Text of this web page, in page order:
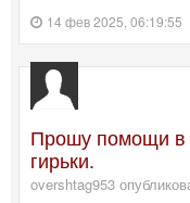
14 фев 2025, 06:19:55
Прошу помощи в
гирьки.
overshtag953